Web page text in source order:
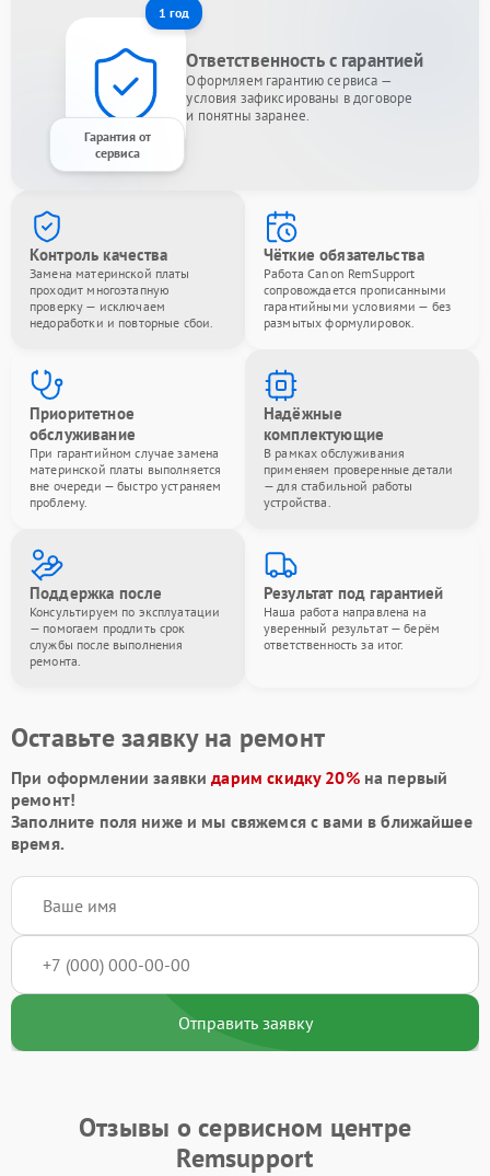
1 год
Гарантия от
сервиса
Ответственность с гарантией
Оформляем гарантию сервиса —
условия зафиксированы в договоре
и понятны заранее.
Контроль качества
Замена материнской платы
проходит многоэтапную
проверку — исключаем
недоработки и повторные сбои.
Чёткие обязательства
Работа Canon RemSupport
сопровождается прописанными
гарантийными условиями — без
размытых формулировок.
Приоритетное
обслуживание
При гарантийном случае замена
материнской платы выполняется
вне очереди — быстро устраняем
проблему.
Надёжные
комплектующие
В рамках обслуживания
применяем проверенные детали
— для стабильной работы
устройства.
Поддержка после
Консультируем по эксплуатации
— помогаем продлить срок
службы после выполнения
ремонта.
Результат под гарантией
Наша работа направлена на
уверенный результат — берём
ответственность за итог.
Оставьте заявку на ремонт
При оформлении заявкидарим скидку 20%на первый
ремонт!
Заполните поля ниже и мы свяжемся с вами в ближайшее
время.
Отправить заявку
Отзывы о сервисном центре
Remsupport